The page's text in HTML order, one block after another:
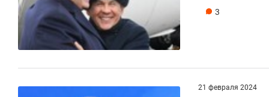
3
21 февраля 2024